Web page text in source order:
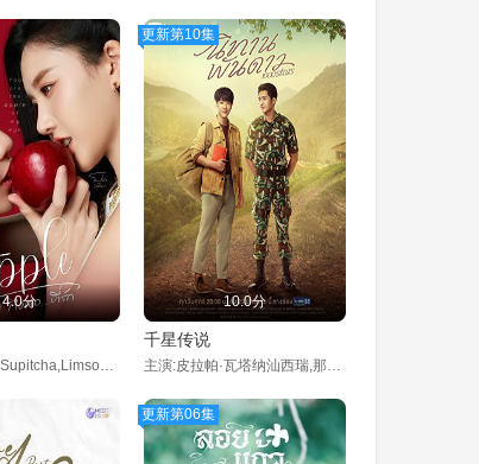
4.0分
主演:Ormsin,Supitcha,Limsommut,Folk,Sutima,Kokiatwanit
更新第10集
10.0分
千星传说
主演:皮拉帕·瓦塔纳汕西瑞,那瓦·蓬朴提岸,Nawat,Phumphothingam,纳曼·克里塔尼·阿桑普拉杰,莎楠查娜·阿芘莎麦蒙空,萨哈帕·翁拉齐
更新第06集